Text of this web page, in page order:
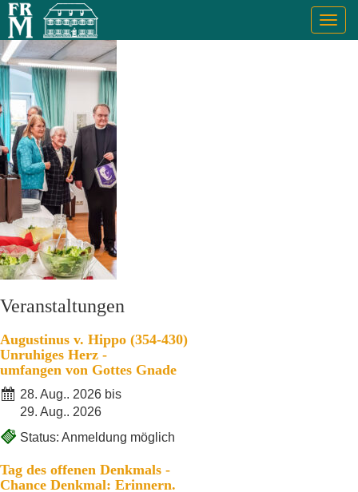
Veranstaltungen
Augustinus v. Hippo (354-430)
Unruhiges Herz -
umfangen von Gottes Gnade
28. Aug.. 2026 bis
29. Aug.. 2026
Status: Anmeldung möglich
Tag des offenen Denkmals -
Chance Denkmal: Erinnern.